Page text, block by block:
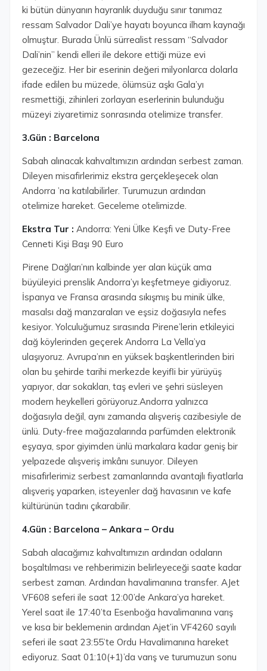
ki bütün dünyanın hayranlık duyduğu sınır tanımaz
ressam Salvador Dali’ye hayatı boyunca ilham kaynağı
olmuştur. Burada Ünlü sürrealist ressam “Salvador
Dali’nin” kendi elleri ile dekore ettiği müze evi
gezeceğiz. Her bir eserinin değeri milyonlarca dolarla
ifade edilen bu müzede, ölümsüz aşkı Gala’yı
resmettiği, zihinleri zorlayan eserlerinin bulunduğu
müzeyi ziyaretimiz sonrasında otelimize transfer.
3.Gün : Barcelona
Sabah alınacak kahvaltımızın ardından serbest zaman.
Dileyen misafirlerimiz ekstra gerçekleşecek olan
Andorra ’na katılabilirler. Turumuzun ardından
otelimize hareket. Geceleme otelimizde.
Ekstra Tur : Andorra: Yeni Ülke Keşfi ve Duty-Free
Cenneti Kişi Başı 90 Euro
Pirene Dağları’nın kalbinde yer alan küçük ama
büyüleyici prenslik Andorra’yı keşfetmeye gidiyoruz.
İspanya ve Fransa arasında sıkışmış bu minik ülke,
masalsı dağ manzaraları ve eşsiz doğasıyla nefes
kesiyor. Yolculuğumuz sırasında Pirene’lerin etkileyici
dağ köylerinden geçerek Andorra La Vella’ya
ulaşıyoruz. Avrupa’nın en yüksek başkentlerinden biri
olan bu şehirde tarihi merkezde keyifli bir yürüyüş
yapıyor, dar sokakları, taş evleri ve şehri süsleyen
modern heykelleri görüyoruz.Andorra yalnızca
doğasıyla değil, aynı zamanda alışveriş cazibesiyle de
ünlü. Duty-free mağazalarında parfümden elektronik
eşyaya, spor giyimden ünlü markalara kadar geniş bir
yelpazede alışveriş imkânı sunuyor. Dileyen
misafirlerimiz serbest zamanlarında avantajlı fiyatlarla
alışveriş yaparken, isteyenler dağ havasının ve kafe
kültürünün tadını çıkarabilir.
4.Gün : Barcelona – Ankara – Ordu
Sabah alacağımız kahvaltımızın ardından odaların
boşaltılması ve rehberimizin belirleyeceği saate kadar
serbest zaman. Ardından havalimanına transfer. AJet
VF608 seferi ile saat 12:00’de Ankara’ya hareket.
Yerel saat ile 17:40’ta Esenboğa havalimanına varış
ve kısa bir beklemenin ardından Ajet’in VF4260 sayılı
seferi ile saat 23:55’te Ordu Havalimanına hareket
ediyoruz. Saat 01:10(+1)’da varış ve turumuzun sonu